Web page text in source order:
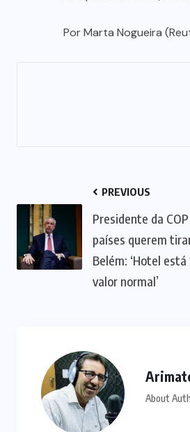
Por Marta Nogueira
PREVIOUS
Presidente da
países querem
Belém: ‘Hotel está
valor normal’
About